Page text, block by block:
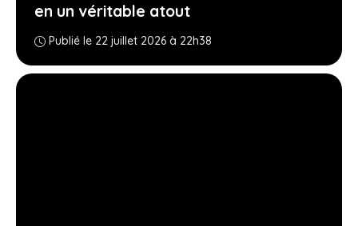
en un véritable atout
Publié le 22 juillet 2026 à 22h38